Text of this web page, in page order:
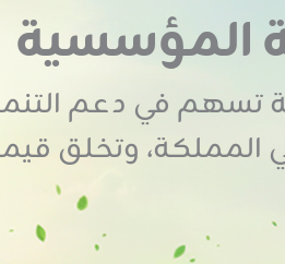
المؤسسية
تسهم في دعم
المملكة، وتخلق